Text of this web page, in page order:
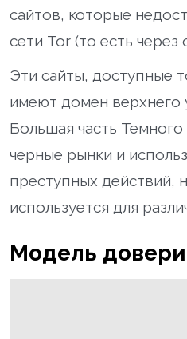
сайтов, которые
сети Tor (то есть
Эти сайты, доступные
имеют домен верхнего
Большая часть
черные рынки и
преступных действий,
используется для
Модель